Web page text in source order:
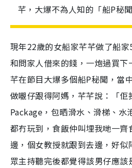
芊，大爆不為人知的「船P秘聞
現年22歲的女船家芊芊做了船
和問家人借來的錢，一炮過買
芊在節目大爆多個船P秘聞，當
做𡃁仔跟得阿媽，芊芊說：「佢
Package，包晒滑水、滑梯、水
都冇玩到，食飯仲叫埋我哋一齊
邊，個女教授就跟到去邊，好
眾主持聽完後都覺得該男仔應